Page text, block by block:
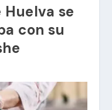
se
con su